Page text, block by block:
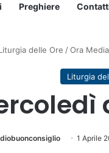
Preghiere
delle Ore / Ora
Liturgia
1 Aprile